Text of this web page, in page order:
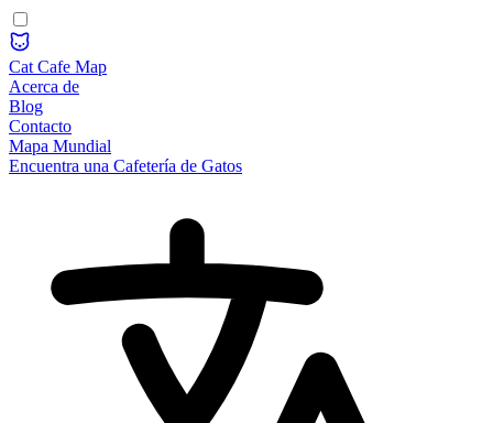
Cat Cafe Map
Acerca de
Blog
Contacto
Mapa Mundial
Encuentra una Cafetería de Gatos